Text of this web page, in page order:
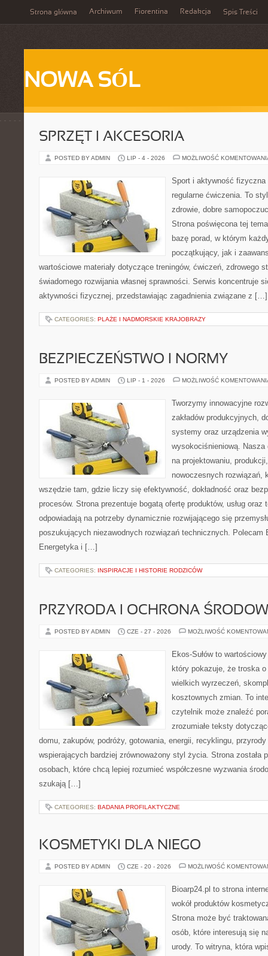
Strona główna Archiwum Fiorentina Redakcja Spis Treści
NOWA SÓL
SPRZĘT I AKCESORIA
POSTED BY ADMIN LIP - 4 - 2026 MOŻLIWOŚĆ
Sport i aktywność
regularne ćwiczenia. To
zdrowie, dobre
Strona poświęcona tej
bazę porad, w którym
początkujący, jak i
wartościowe materiały dotyczące treningów, ćwiczeń, zdrowego
świadomego rozwijania własnej sprawności. Serwis koncentruje
aktywności fizycznej, przedstawiając zagadnienia związane z […]
CATEGORIES: PLAŻE I NADMORSKIE KRAJOBRAZY
BEZPIECZEŃSTWO I NORMY
POSTED BY ADMIN LIP - 1 - 2026 MOŻLIWOŚĆ
Tworzymy innowacyjne
zakładów produkcyjnych,
systemy oraz urządzenia
wysokociśnieniową. Nasza
na projektowaniu,
nowoczesnych rozwiązań,
wszędzie tam, gdzie liczy się efektywność, dokładność oraz
procesów. Strona prezentuje bogatą ofertę produktów, usług oraz
odpowiadają na potrzeby dynamicznie rozwijającego się
poszukujących niezawodnych rozwiązań technicznych. Polecam
Energetyka i […]
CATEGORIES: INSPIRACJE I HISTORIE RODZICÓW
PRZYRODA I OCHRONA
POSTED BY ADMIN CZE - 27 - 2026 MOŻLIWOŚĆ
Ekos-Sułów to
który pokazuje, że troska
wielkich wyrzeczeń,
kosztownych zmian. To
czytelnik może znaleźć
zrozumiałe teksty
domu, zakupów, podróży, gotowania, energii, recyklingu,
wspierających bardziej zrównoważony styl życia. Strona została
osobach, które chcą lepiej rozumieć współczesne wyzwania
szukają […]
CATEGORIES: BADANIA PROFILAKTYCZNE
KOSMETYKI DLA NIEGO
POSTED BY ADMIN CZE - 20 - 2026 MOŻLIWOŚĆ
Bioarp24.pl to strona
wokół produktów
Strona może być
osób, które interesują się
urody. To witryna, która